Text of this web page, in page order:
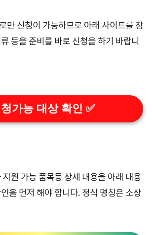
만 신청이 가능하므로 아래 사이트를 참
등을 준비를 바로 신청을 하기 바랍니
가능 대상 확인 ✅
지원 가능 품목등 상세 내용을 아래 내용
을 먼저 해야 합니다. 정식 명칭은 소상